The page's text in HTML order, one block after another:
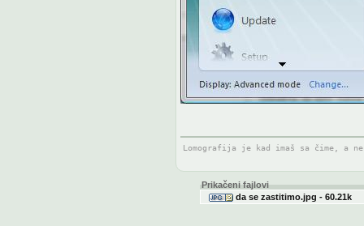
Lomografija je kad imaš sa čime, a
Prikačeni fajlovi
da se zastitimo.jpg - 60.21k